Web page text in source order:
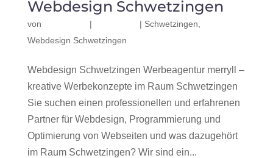
Webdesign Schwetzingen
von | | Schwetzingen
Webdesign Schwetzingen
Webdesign Schwetzingen Werbeagentur merryll –
kreative Werbekonzepte im Raum Schwetzingen
Sie suchen einen professionellen und erfahrenen
Partner für Webdesign, Programmierung und
Optimierung von Webseiten und was dazugehört
im Raum Schwetzingen? Wir sind ein...